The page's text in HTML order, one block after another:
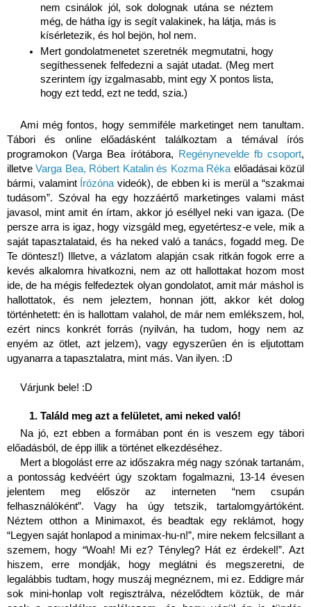
nem csinálok jól, sok dolognak utána se néztem
még, de hátha így is segít valakinek, ha látja, más is
kísérletezik, és hol bejön, hol nem.
Mert gondolatmenetet szeretnék megmutatni, hogy
segíthessenek felfedezni a saját utadat. (Meg mert
szerintem így izgalmasabb, mint egy X pontos lista,
hogy ezt tedd, ezt ne tedd, szia.)
Ami még fontos, hogy semmiféle marketinget nem tanultam.
Tábori és online előadásként találkoztam a témával írós
programokon (Varga Bea írótábora,
Regénynevelde fb csoport,
illetve Varga Bea, Róbert Katalin és Kozma Réka előadásai közül
bármi, valamint Írózóna videók), de ebben ki is merül a “szakmai
tudásom”. Szóval ha egy hozzáértő marketinges valami mást
javasol, mint amit én írtam, akkor jó eséllyel neki van igaza. (De
persze arra is igaz, hogy vizsgáld meg, egyetértesz-e vele, mik a
saját tapasztalataid, és ha neked való a tanács, fogadd meg. De
Te döntesz!) Illetve, a vázlatom alapján csak ritkán fogok erre a
kevés alkalomra hivatkozni, nem az ott hallottakat hozom most
ide, de ha mégis felfedeztek olyan gondolatot, amit már máshol is
hallottatok, és nem jeleztem, honnan jött, akkor két dolog
történhetett: én is hallottam valahol, de már nem emlékszem, hol,
ezért nincs konkrét forrás (nyilván, ha tudom, hogy nem az
enyém az ötlet, azt jelzem), vagy egyszerűen én is eljutottam
ugyanarra a tapasztalatra, mint más. Van ilyen. :D
Várjunk bele! :D
Találd meg azt a felületet, ami neked való!
Na jó, ezt ebben a formában pont én is veszem egy tábori
előadásból, de épp illik a történet elkezdéséhez.
Mert a blogolást erre az időszakra még nagy szónak tartanám,
a pontosság kedvéért úgy szoktam fogalmazni, 13-14 évesen
jelentem meg először az interneten “nem csupán
felhasználóként”. Vagy ha úgy tetszik, tartalomgyártóként.
Néztem otthon a Minimaxot, és beadtak egy reklámot, hogy
“Legyen saját honlapod a minimax-hu-n!”, mire nekem felcsillant a
szemem, hogy “Woah! Mi ez? Tényleg? Hát ez érdekel!”. Azt
hiszem, erre mondják, hogy meglátni és megszeretni, de
legalábbis tudtam, hogy muszáj megnéznem, mi ez. Eddigre már
sok mini-honlap volt regisztrálva, nézelődtem köztük, de már